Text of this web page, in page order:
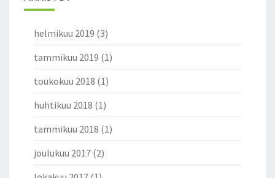
helmikuu 2019 (3)
tammikuu 2019 (1)
toukokuu 2018 (1)
huhtikuu 2018 (1)
tammikuu 2018 (1)
joulukuu 2017 (2)